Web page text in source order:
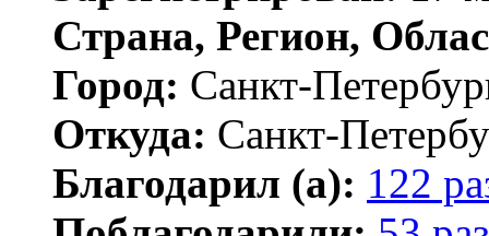
Страна, Регион,
Город: Санкт-
Откуда: Санкт-
Благодарил (а): 122